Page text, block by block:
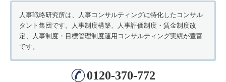
人事戦略研究所は、人事コンサルティングに特化したコンサル
タント集団です。人事制度構築、人事評価制度・賃金制度改
定、人事制度・目標管理制度運用コンサルティング実績が豊富
です。
0120-370-772